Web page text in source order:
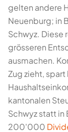
gelten andere
Neuenburg; in
Schwyz. Diese
grösseren
ausmachen.
Zug zieht,
kantonalen
Schwyz statt in
200'000